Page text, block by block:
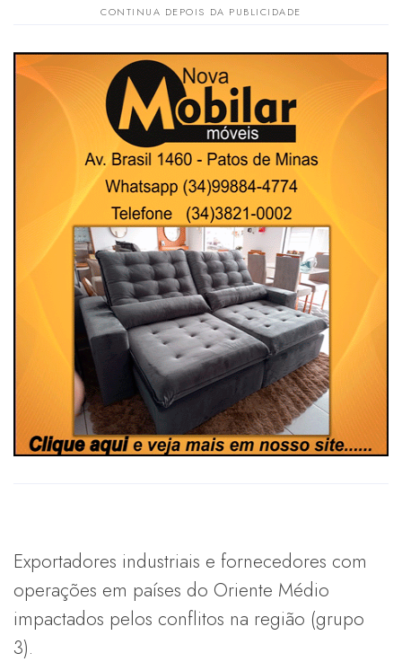
Exportadores industriais e fornecedores com
operações em países do Oriente Médio
impactados pelos conflitos na região (grupo
3).